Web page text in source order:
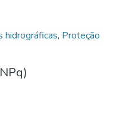
hidrográficas, Proteção